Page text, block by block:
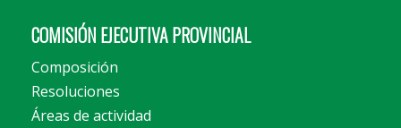
COMISIÓN EJECUTIVA PROVINCIAL
Composición
Resoluciones
Áreas de actividad